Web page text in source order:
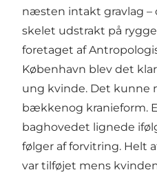
næsten intakt gravlag –
skelet udstrakt på
foretaget af
København blev det
ung kvinde. Det kunne
bækkenog kranieform.
baghovedet lignede
følger af forvitring. Helt
var tilføjet mens